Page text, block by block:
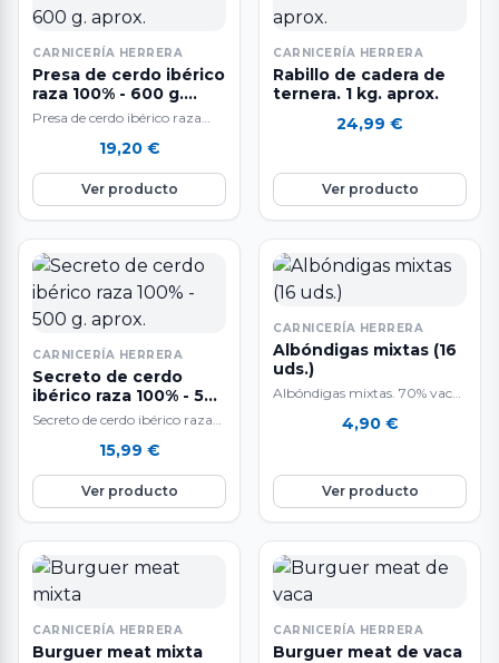
CARNICERÍA HERRERA
Presa de cerdo ibérico
raza 100% - 600 g.
aprox.
Presa de cerdo ibérico raza
600 g. aproximadamente.…
19,20 €
Ver producto
CARNICERÍA HERRERA
Rabillo de cadera de
ternera. 1 kg. aprox.
24,99 €
Ver producto
CARNICERÍA HERRERA
Secreto de cerdo
ibérico raza 100% - 500
g. aprox.
Secreto de cerdo ibérico raza
500 g. aproximadamente.…
15,99 €
Ver producto
CARNICERÍA HERRERA
Albóndigas mixtas (16
uds.)
Albóndigas mixtas. 70% vaca
bandejas de 16 unidades.…
4,90 €
Ver producto
CARNICERÍA HERRERA
Burguer meat mixta
CARNICERÍA HERRERA
Burguer meat de vaca